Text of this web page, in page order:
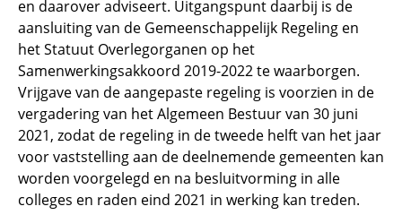
en daarover adviseert. Uitgangspunt daarbij is de
aansluiting van de Gemeenschappelijk Regeling en
het Statuut Overlegorganen op het
Samenwerkingsakkoord 2019-2022 te waarborgen.
Vrijgave van de aangepaste regeling is voorzien in de
vergadering van het Algemeen Bestuur van 30 juni
2021, zodat de regeling in de tweede helft van het jaar
voor vaststelling aan de deelnemende gemeenten kan
worden voorgelegd en na besluitvorming in alle
colleges en raden eind 2021 in werking kan treden.